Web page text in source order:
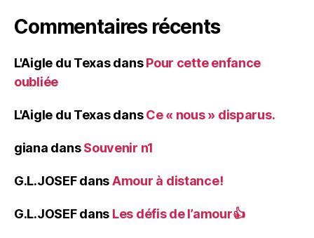
Commentaires récents
L'Aigle du TexasdansPour cette enfance
oubliée
L'Aigle du TexasdansCe « nous » disparus.
giana dansSouvenir n1
G.L.JOSEFdansAmour à distance!
G.L.JOSEFdans Les défis de l’amour👍